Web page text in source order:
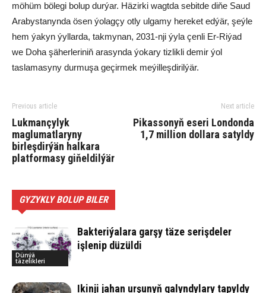
möhüm bölegi bolup durýar. Häzirki wagtda sebitde diňe Saud
Arabystanynda ösen ýolagçy otly ulgamy hereket edýär, şeýle
hem ýakyn ýyllarda, takmynan, 2031-nji ýyla çenli Er-Riýad
we Doha şäherleriniň arasynda ýokary tizlikli demir ýol
taslamasyny durmuşa geçirmek meýilleşdirilýär.
Previous article
Lukmançylyk
maglumatlaryny
birleşdirýän halkara
platformasy giňeldilýär
Next article
Pikassonyň eseri Londonda
1,7 million dollara satyldy
GYZYKLY BOLUP BILER
Dünýä
täzelikleri
Bakteriýalara garşy täze serişdeler
işlenip düzüldi
Ikinji jahan urşunyň galyndylary tapyldy